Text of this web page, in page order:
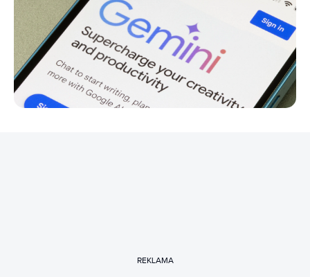
REKLAMA